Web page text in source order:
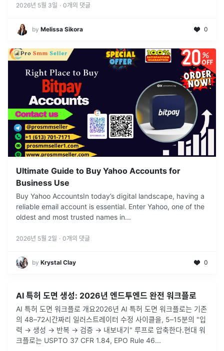
2026년 5월 3일 · 0개의 댓글
by Melissa Sikora 0
Ultimate Guide to Buy Yahoo Accounts for
Business Use
Buy Yahoo AccountsIn today’s digital landscape, having a
reliable email account is essential. Enter Yahoo, one of the
oldest and most trusted names in...
2026년 5월 2일 · 0개의 댓글
by Krystal Clay 0
AI 특허 도면 생성: 2026년 엔드투엔드 완전 워크플로
AI 특허 도면 워크플로 개요2026년 AI 특허 도면 워크플로는 기존
의 48–72시간짜리 일러스트레이터 수정 사이클을, 5–15분의 "입
력 → 생성 → 반복 → 검증 → 내보내기" 루프로 압축한다.현대 워
크플로는 USPTO 37 CFR 1.84, EPO Rule 46...